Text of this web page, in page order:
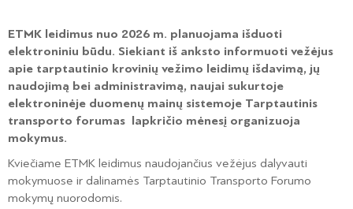
ETMK leidimus nuo 2026 m. planuojama išduoti
elektroniniu būdu. Siekiant iš anksto informuoti vežėjus
apie tarptautinio krovinių vežimo leidimų išdavimą, jų
naudojimą bei administravimą, naujai sukurtoje
elektroninėje duomenų mainų sistemoje Tarptautinis
transporto forumas lapkričio mėnesį organizuoja
mokymus.
Kviečiame ETMK leidimus naudojančius vežėjus dalyvauti
mokymuose ir dalinamės Tarptautinio Transporto Forumo
mokymų nuorodomis.